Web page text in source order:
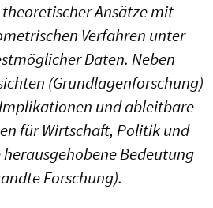
Ansätze mit
Verfahren unter
Daten. Neben
(Grundlagenforschung)
und ableitbare
für Wirtschaft, Politik und
Bedeutung
Forschung).